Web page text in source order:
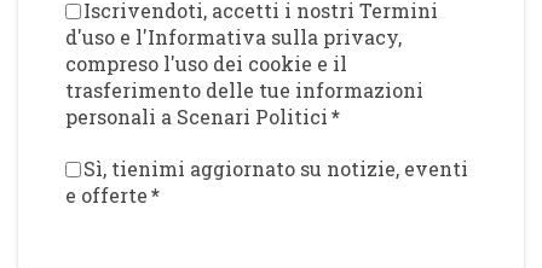
Iscrivendoti, accetti i nostri Termini
d'uso e l'Informativa sulla privacy,
compreso l'uso dei cookie e il
trasferimento delle tue informazioni
personali a Scenari Politici*
Sì, tienimi aggiornato su notizie, eventi
e offerte*